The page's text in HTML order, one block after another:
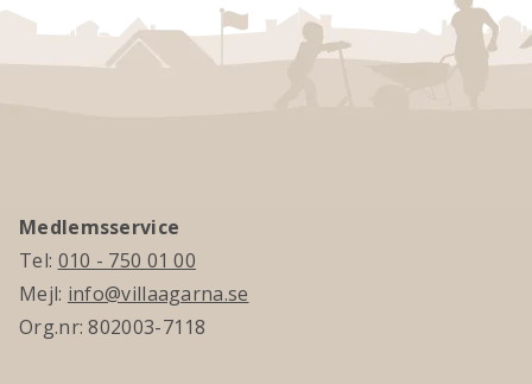
Medlemsservice
Tel: 010 - 750 01 00
Mejl: info@villaagarna.se
Org.nr: 802003-7118